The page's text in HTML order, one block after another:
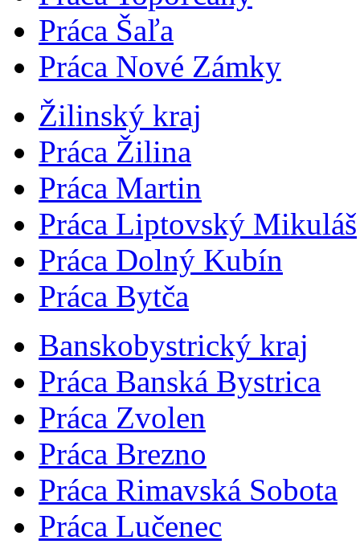
Práca Šaľa
Práca Nové Zámky
Žilinský kraj
Práca Žilina
Práca Martin
Práca Liptovský Mikuláš
Práca Dolný Kubín
Práca Bytča
Banskobystrický kraj
Práca Banská Bystrica
Práca Zvolen
Práca Brezno
Práca Rimavská Sobota
Práca Lučenec